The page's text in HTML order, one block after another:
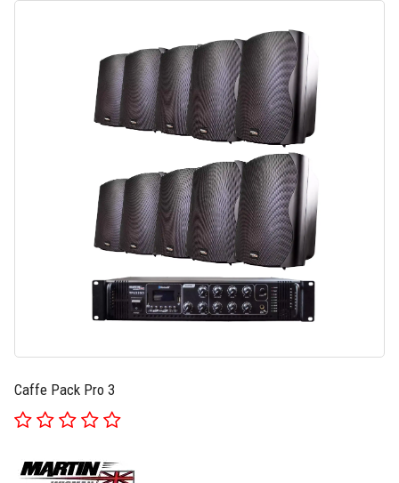
Caffe Pack Pro 3